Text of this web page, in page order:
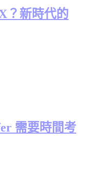
？新時代的
需要時間考